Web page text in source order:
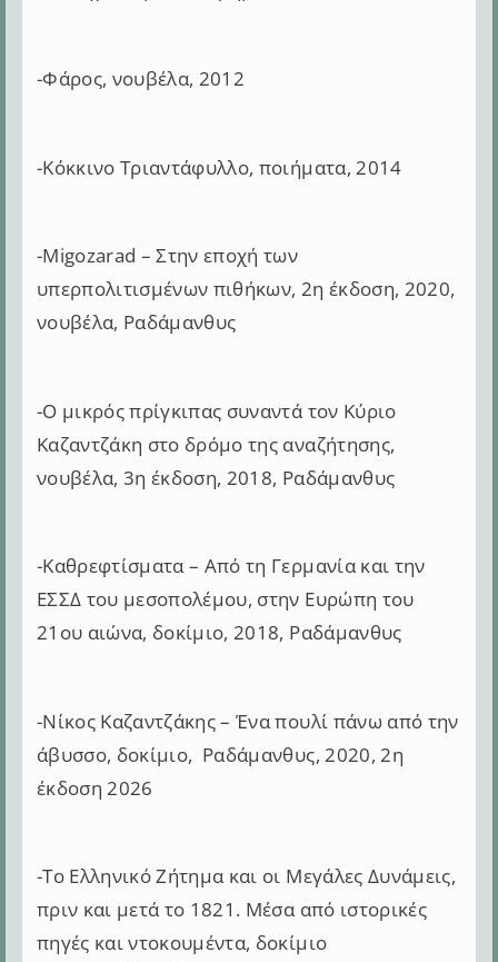
-Φάρος, νουβέλα, 2012
-Κόκκινο Τριαντάφυλλο, ποιήματα, 2014
-Migozarad – Στην εποχή των
υπερπολιτισμένων πιθήκων, 2η έκδοση, 2020,
νουβέλα, Ραδάμανθυς
-Ο μικρός πρίγκιπας συναντά τον Κύριο
Καζαντζάκη στο δρόμο της αναζήτησης,
νουβέλα, 3η έκδοση, 2018, Ραδάμανθυς
-Καθρεφτίσματα – Από τη Γερμανία και την
ΕΣΣΔ του μεσοπολέμου, στην Ευρώπη του
21ου αιώνα, δοκίμιο, 2018, Ραδάμανθυς
-Νίκος Καζαντζάκης – Ένα πουλί πάνω από την
άβυσσο, δοκίμιο, Ραδάμανθυς, 2020, 2η
έκδοση 2026
-Το Ελληνικό Ζήτημα και οι Μεγάλες Δυνάμεις,
πριν και μετά το 1821. Μέσα από ιστορικές
πηγές και ντοκουμέντα, δοκίμιο